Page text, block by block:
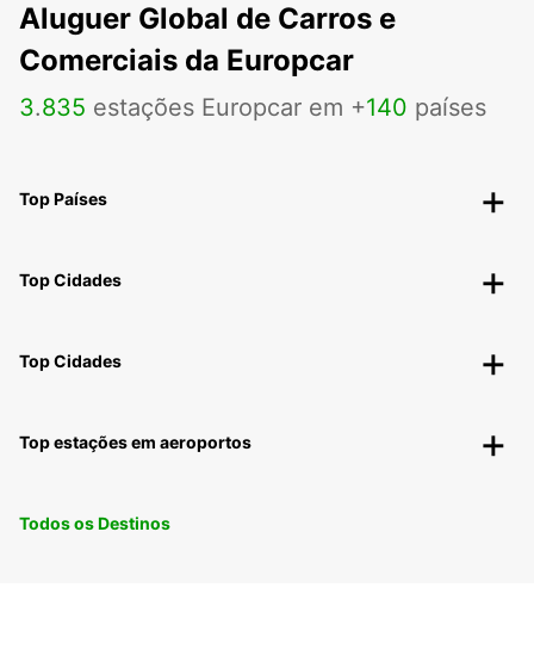
Aluguer Global de Carros e
Comerciais da Europcar
3.835 estações Europcar em +140 países
Top Países
Top Cidades
Top Cidades
Top estações em aeroportos
Todos os Destinos